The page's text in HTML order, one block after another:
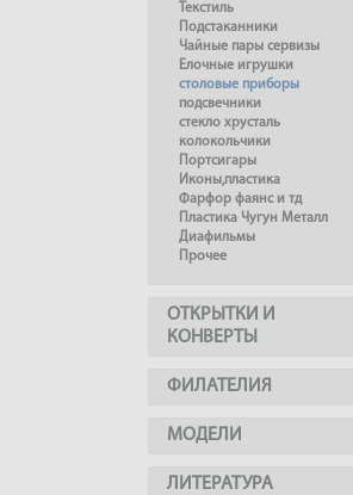
Текстиль
Подстаканники
Чайные пары сервизы
Елочные игрушки
столовые приборы
подсвечники
стекло хрусталь
колокольчики
Портсигары
Иконы,пластика
Фарфор фаянс и тд
Пластика Чугун Металл
Диафильмы
Прочее
ОТКРЫТКИ И
КОНВЕРТЫ
ФИЛАТЕЛИЯ
МОДЕЛИ
ЛИТЕРАТУРА